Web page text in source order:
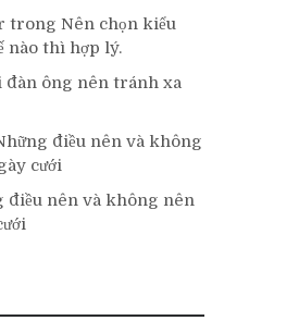
trong Nên chọn kiểu
nào thì hợp lý.
đàn ông nên tránh xa
điều nên và không
cưới
điều nên và không nên